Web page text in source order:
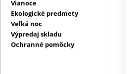
Vianoce
Ekologické predmety
Veľká noc
Výpredaj skladu
Ochranné pomôcky